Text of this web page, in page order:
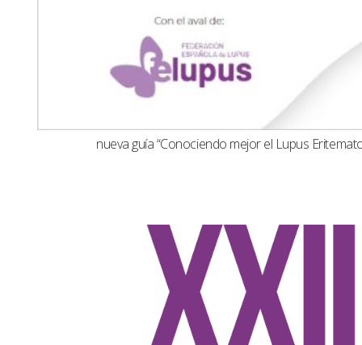
nueva guía “Conociendo mejor el Lupus